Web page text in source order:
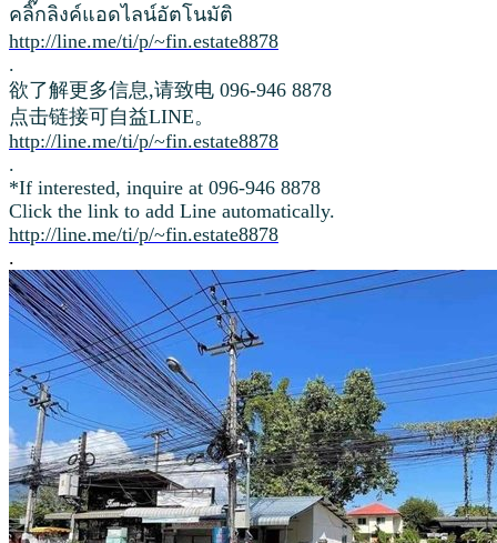
คลิ๊กลิงค์แอดไลน์อัตโนมัติ
http://line.me/ti/p/~fin.estate8878
.
欲了解更多信息,请致电 096-946 8878
点击链接可自益LINE。
http://line.me/ti/p/~fin.estate8878
.
*If interested, inquire at 096-946 8878
Click the link to add Line automatically.
http://line.me/ti/p/~fin.estate8878
.